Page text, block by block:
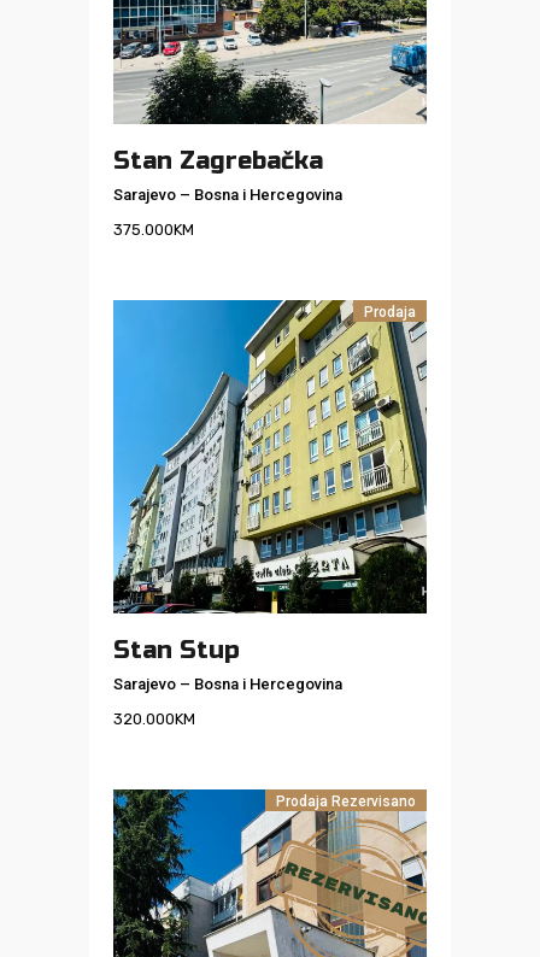
Stan Zagrebačka
Sarajevo – Bosna i Hercegovina
375.000KM
Prodaja
Stan Stup
Sarajevo – Bosna i Hercegovina
320.000KM
Prodaja Rezervisano